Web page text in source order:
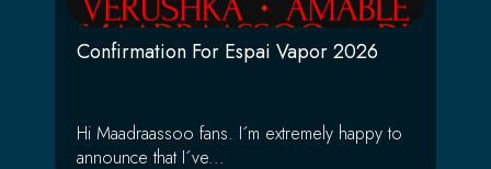
Confirmation For Espai Vapor 2026
Hi Maadraassoo fans. I´m extremely happy to
announce that I´ve...